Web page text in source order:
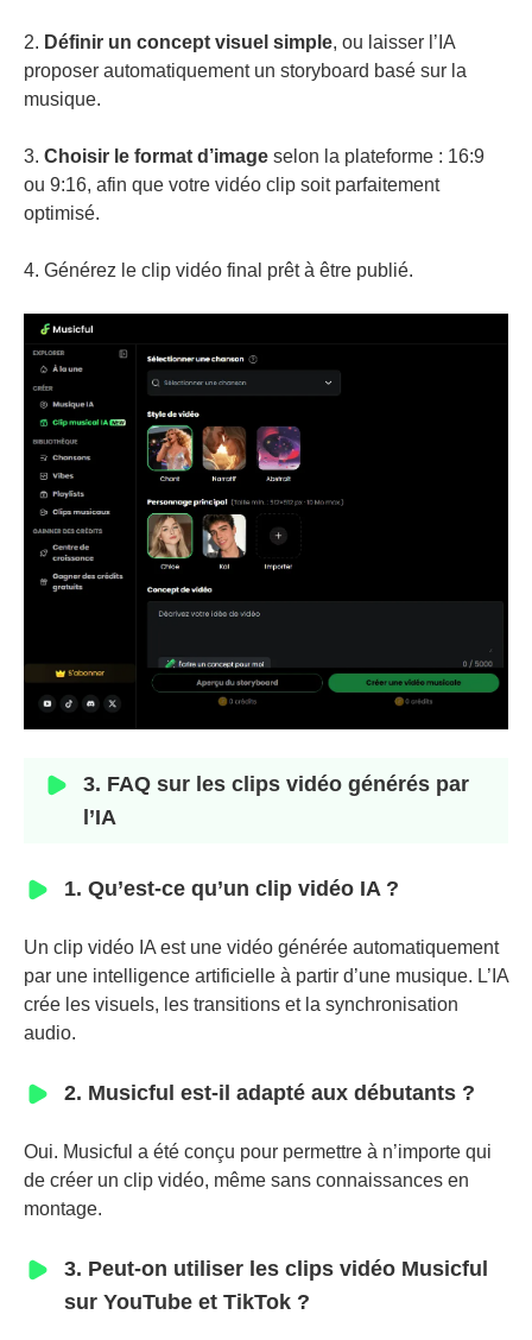
2. Définir un concept visuel simple, ou laisser l’IA
proposer automatiquement un storyboard basé sur la
musique.
3. Choisir le format d’image selon la plateforme : 16:9
ou 9:16, afin que votre vidéo clip soit parfaitement
optimisé.
4. Générez le clip vidéo final prêt à être publié.
3. FAQ sur les clips vidéo générés par
l’IA
1. Qu’est-ce qu’un clip vidéo IA ?
Un clip vidéo IA est une vidéo générée automatiquement
par une intelligence artificielle à partir d’une musique. L’IA
crée les visuels, les transitions et la synchronisation
audio.
2. Musicful est-il adapté aux débutants ?
Oui. Musicful a été conçu pour permettre à n’importe qui
de créer un clip vidéo, même sans connaissances en
montage.
3. Peut-on utiliser les clips vidéo Musicful
sur YouTube et TikTok ?